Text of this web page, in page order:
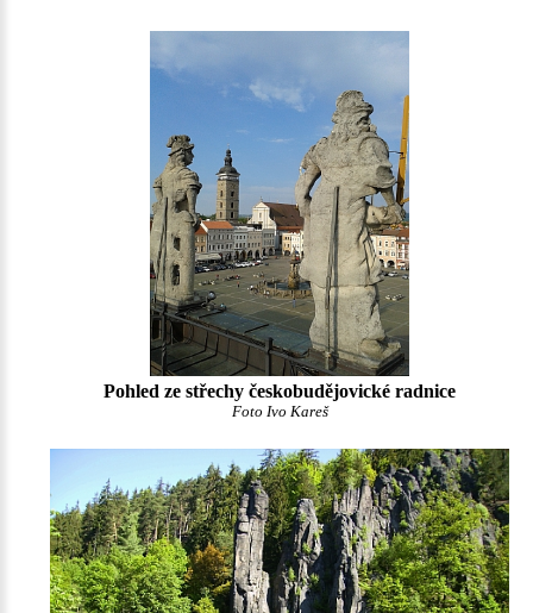
Pohled ze střechy českobudějovické radnice
Foto Ivo Kareš